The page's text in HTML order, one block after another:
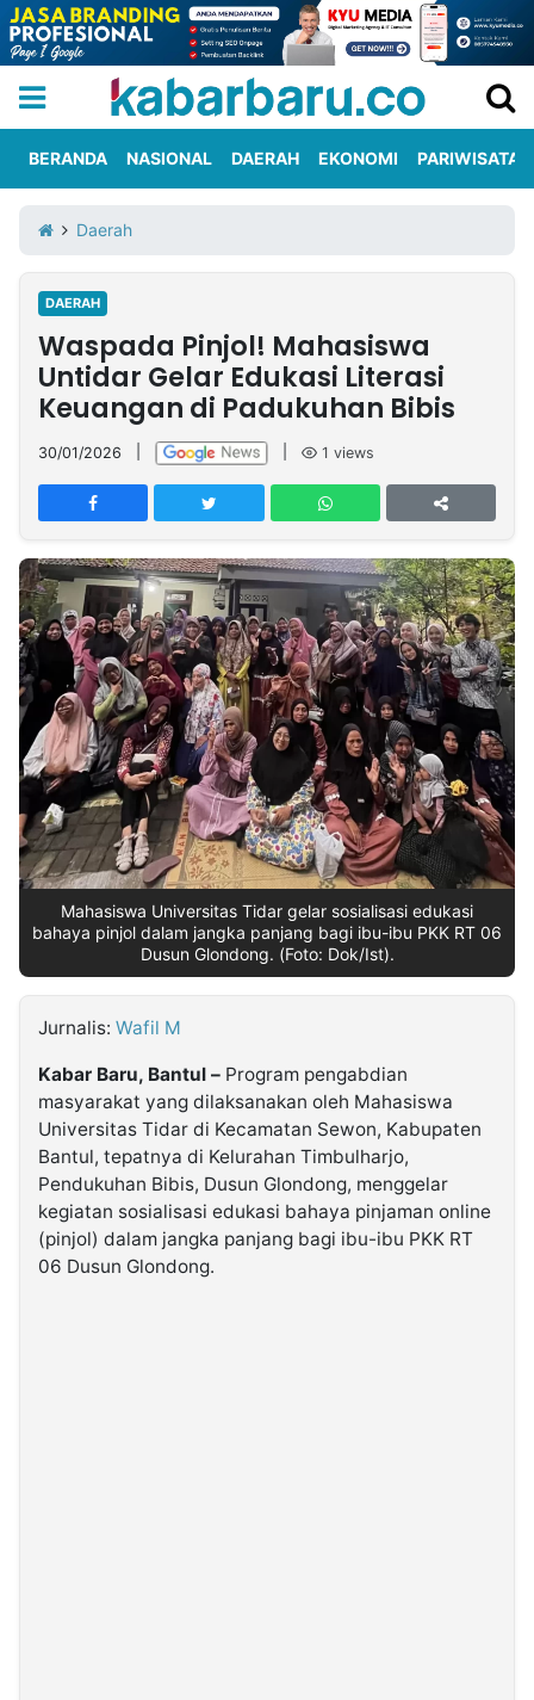
Iklan
Berita
Kami
Nasional
International
Olahraga
Entertainment
Daerah
Pariwisata
Kuliner
Kolom
Network
PT
TREETAN
INDONESIA
Partner
Insight
NTB
Suara
Time
Lens
IDN
Daily
Jogja
Jalan
Rakyat
Idealita
News
Kita
Notice
Dinamikapost.com
Radar
Baru
Seedbacklink
Follow
Kabarbaru
Kabarbaru.co
Kabarbaru
Media
BERANDA NASIONAL DAERAH EKONOMI PARIWISATA
Daerah
DAERAH
Waspada Pinjol! Mahasiswa
Untidar Gelar Edukasi Literasi
Keuangan di Padukuhan Bibis
30/01/2026 1 views
Mahasiswa Universitas Tidar gelar sosialisasi edukasi
bahaya pinjol dalam jangka panjang bagi ibu-ibu PKK RT 06
Dusun Glondong. (Foto: Dok/Ist).
Jurnalis: Wafil M
Kabar Baru, Bantul – Program pengabdian
masyarakat yang dilaksanakan oleh Mahasiswa
Universitas Tidar di Kecamatan Sewon, Kabupaten
Bantul, tepatnya di Kelurahan Timbulharjo,
Pendukuhan Bibis, Dusun Glondong, menggelar
kegiatan sosialisasi edukasi bahaya pinjaman online
(pinjol) dalam jangka panjang bagi ibu-ibu PKK RT
06 Dusun Glondong.